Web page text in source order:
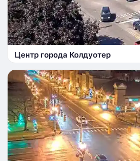
Центр города Колдуотер